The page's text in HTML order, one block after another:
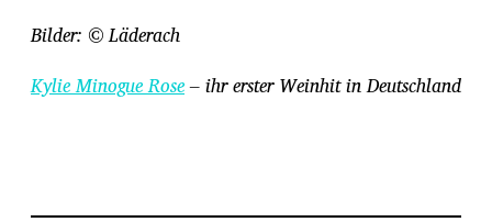
Bilder: © Läderach
Kylie Minogue Rose– ihr erster Weinhit in Deutschland